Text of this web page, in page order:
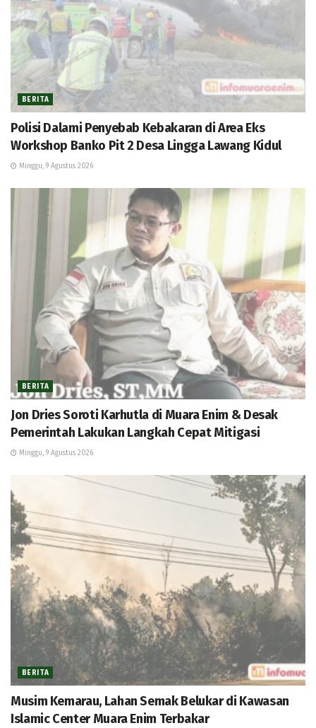
BERITA
Polisi Dalami Penyebab Kebakaran di Area Eks
Workshop Banko Pit 2 Desa Lingga Lawang Kidul
Minggu, 9 Agustus 2026
BERITA
Jon Dries Soroti Karhutla di Muara Enim & Desak
Pemerintah Lakukan Langkah Cepat Mitigasi
Minggu, 9 Agustus 2026
BERITA
Musim Kemarau, Lahan Semak Belukar di Kawasan
Islamic Center Muara Enim Terbakar